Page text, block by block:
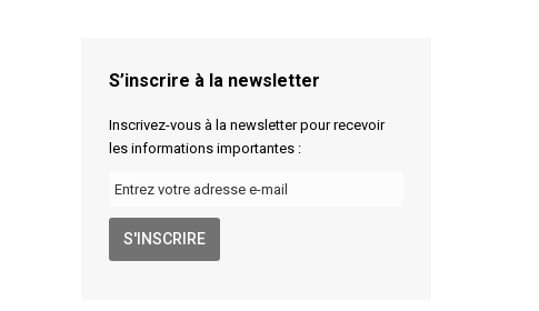
S’inscrire à la newsletter
Inscrivez-vous à la newsletter pour recevoir
les informations importantes :